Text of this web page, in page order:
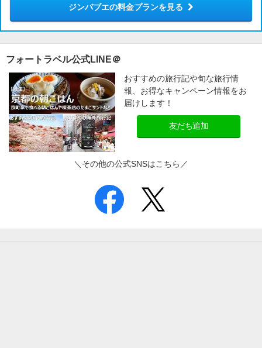
ジンバブエの料金プランを見る
フォートラベル公式LINE＠
おすすめの旅行記や旬な旅行情
報、お得なキャンペーン情報をお
届けします！
友だち追加
＼その他の公式SNSはこちら／